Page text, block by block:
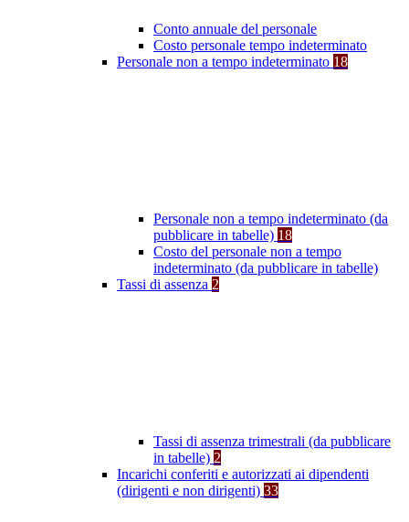
Conto annuale del personale
Costo personale tempo indeterminato
Personale non a tempo indeterminato 18
Personale non a tempo indeterminato (da
pubblicare in tabelle) 18
Costo del personale non a tempo
indeterminato (da pubblicare in tabelle)
Tassi di assenza 2
Tassi di assenza trimestrali (da pubblicare
in tabelle) 2
Incarichi conferiti e autorizzati ai dipendenti
(dirigenti e non dirigenti) 33